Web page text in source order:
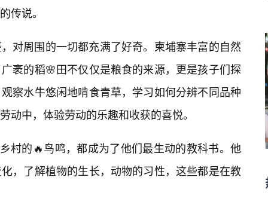
传说。
对周围的一切都充满了好奇。柬埔寨丰富的自然
袤的稻🌸田不仅仅是粮食的来源，更是孩子们探
察水牛悠闲地啃食青草，学习如何分辨不同品种
动中，体验劳动的乐趣和收获的喜悦。
村的🔥鸟鸣，都成为了他们最生动的教科书。他
，了解植物的生长，动物的习性，这些都是在教